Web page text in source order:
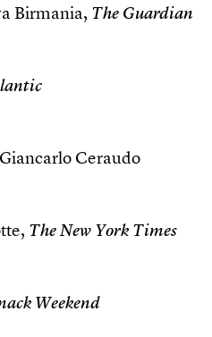
Birmania, The Guardian
Ceraudo
The New York Times
Weekend